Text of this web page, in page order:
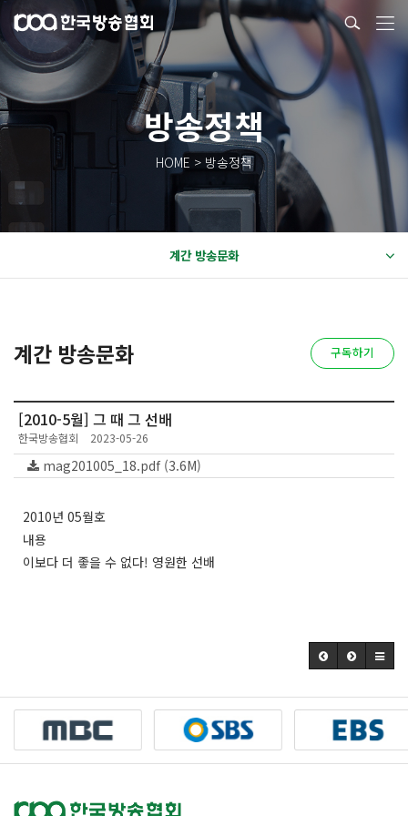
방송정책
HOME > 방송정책
계간 방송문화
계간 방송문화 구독하기
[2010-5월] 그 때 그 선배
한국방송협회 2023-05-26
mag201005_18.pdf (3.6M)
2010년 05월호
내용
이보다 더 좋을 수 없다! 영원한 선배